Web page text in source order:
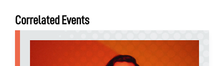
Correlated Events